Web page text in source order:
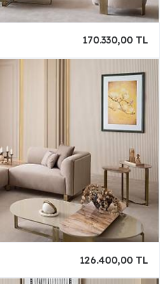
170.330,00 TL
126.400,00 TL